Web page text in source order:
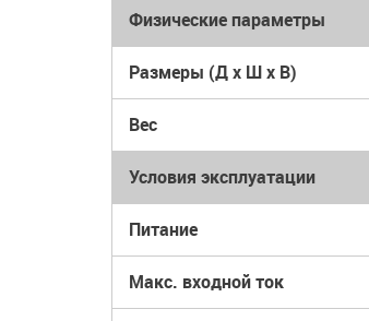
Физические параметры
Размеры (Д x Ш x В)
Вес
Условия эксплуатации
Питание
Макс. входной ток